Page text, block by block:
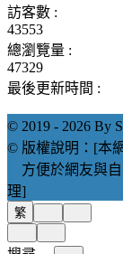
訪客數 :
43553
總瀏覽量 :
47329
最後更新時間 :
© 2019 - 2026 By
© 版權說明：[本
方便於網友與自
理]
繁